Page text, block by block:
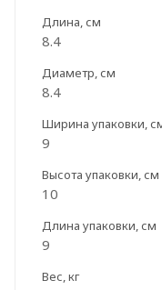
Длина, см
8.4
Диаметр, см
8.4
Ширина упаковки,
9
Высота упаковки, см
10
Длина упаковки, см
9
Вес, кг